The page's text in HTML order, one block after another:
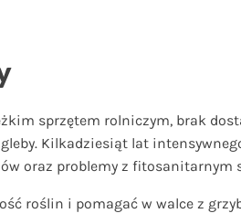
sprzętem rolniczym, brak
Kilkadziesiąt lat
oraz problemy z fitosanitarnym
roślin i pomagać w walce z